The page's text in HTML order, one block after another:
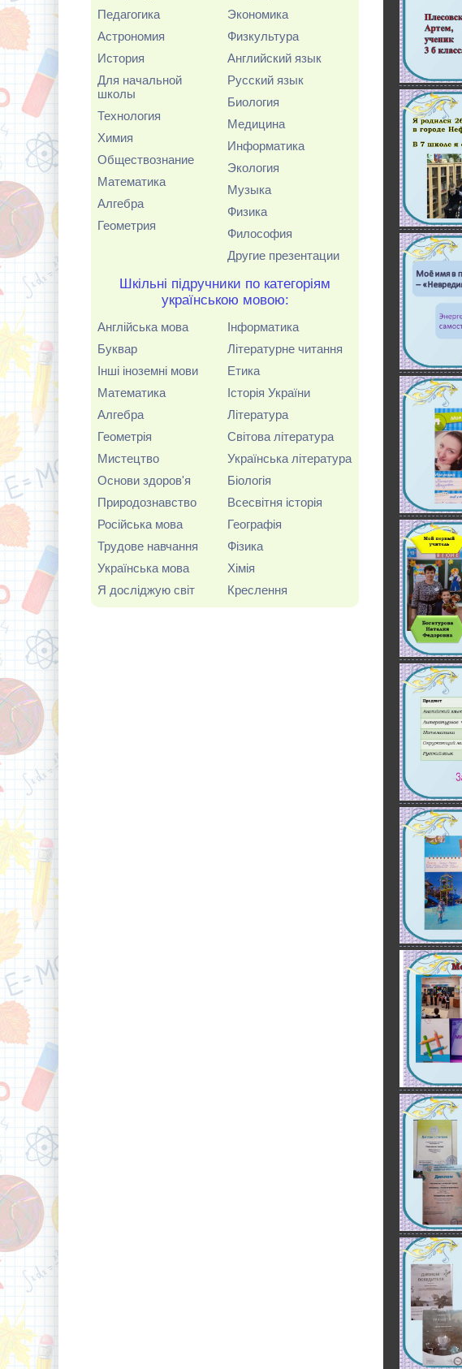
Педагогика
Астрономия
История
Для начальной
школы
Технология
Химия
Обществознание
Математика
Алгебра
Геометрия
Экономика
Физкультура
Английский язык
Русский язык
Биология
Медицина
Информатика
Экология
Музыка
Физика
Философия
Другие презентации
Шкільні підручники по категоріям
українською мовою:
Англійська мова
Буквар
Інші іноземні мови
Математика
Алгебра
Геометрія
Мистецтво
Основи здоров'я
Природознавство
Російська мова
Трудове навчання
Українська мова
Я досліджую світ
Інформатика
Літературне читання
Етика
Історія України
Література
Світова література
Українська література
Біологія
Всесвітня історія
Географія
Фізика
Хімія
Креслення